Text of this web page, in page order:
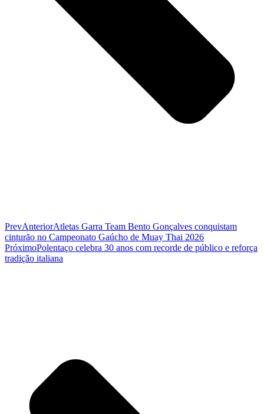
PrevAnteriorAtletas Garra Team Bento Gonçalves conquistam
cinturão no Campeonato Gaúcho de Muay Thai 2026
PróximoPolentaço celebra 30 anos com recorde de público e reforça
tradição italiana